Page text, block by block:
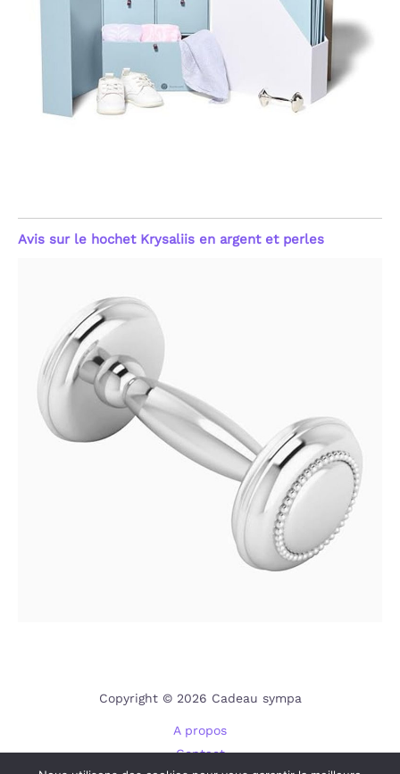
Avis sur le hochet Krysaliis en argent et perles
Copyright © 2026 Cadeau sympa
A propos
Contact